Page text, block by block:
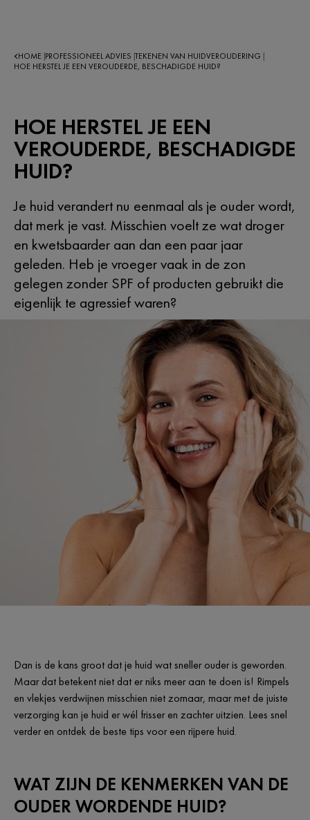
HOME PROFESSIONEEL ADVIES TEKENEN VAN HUIDVEROUDERING
HOE HERSTEL JE EEN VEROUDERDE, BESCHADIGDE HUID?
HOE HERSTEL JE EEN
VEROUDERDE, BESCHADIGDE
HUID?
Je huid verandert nu eenmaal als je ouder wordt,
dat merk je vast. Misschien voelt ze wat droger
en kwetsbaarder aan dan een paar jaar
geleden. Heb je vroeger vaak in de zon
gelegen zonder SPF of producten gebruikt die
eigenlijk te agressief waren?
Dan is de kans groot dat je huid wat sneller ouder is geworden.
Maar dat betekent niet dat er niks meer aan te doen is! Rimpels
en vlekjes verdwijnen misschien niet zomaar, maar met de juiste
verzorging kan je huid er wél frisser en zachter uitzien. Lees snel
verder en ontdek de beste tips voor een rijpere huid.
WAT ZIJN DE KENMERKEN VAN DE
OUDER WORDENDE HUID?